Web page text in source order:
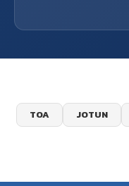
TOA JOTUN